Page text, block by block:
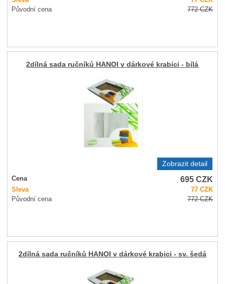
Původní cena
772CZK
2dílná sada ručníků HANOI v dárkové krabici - bílá
Zobrazit detail
Cena 695CZK
Sleva 77CZK
Původní cena
772CZK
2dílná sada ručníků HANOI v dárkové krabici - sv. šedá